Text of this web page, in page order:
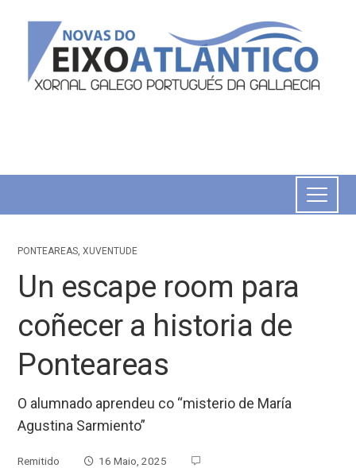
PONTEAREAS,XUVENTUDE
Un escape room para
coñecer a historia de
Ponteareas
O alumnado aprendeu co “misterio de María
Agustina Sarmiento”
Remitido
16 Maio, 2025